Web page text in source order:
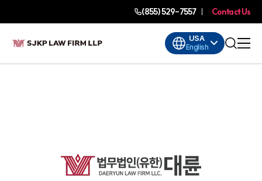
(855) 529-7557 Contact Us
USA
English